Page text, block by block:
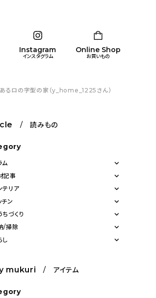
Instagram
インスタグラム
Online Shop
お買いもの
暮らし キッズ
あるロの字型の家（y_home_1225さん）
/ 読みもの
ム
記事
テリア
チン
ちづくり
/掃除
し
mukuri / アイテム